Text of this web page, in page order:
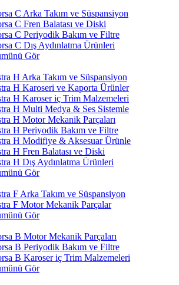
C Arka Takım ve Süspansiyon
C Fren Balatası ve Diski
C Periyodik Bakım ve Filtre
C Dış Aydınlatma Ürünleri
Gör
H Arka Takım ve Süspansiyon
H Karoseri ve Kaporta Ürünler
H Karoser iç Trim Malzemeleri
H Multi Medya & Ses Sistemle
H Motor Mekanik Parçaları
H Periyodik Bakım ve Filtre
H Modifiye & Aksesuar Ürünle
H Fren Balatası ve Diski
H Dış Aydınlatma Ürünleri
Gör
F Arka Takım ve Süspansiyon
F Motor Mekanik Parçalar
Gör
B Motor Mekanik Parçaları
B Periyodik Bakım ve Filtre
B Karoser iç Trim Malzemeleri
Gör